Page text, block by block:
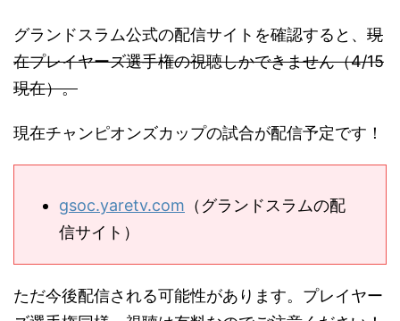
グランドスラム公式の配信サイトを確認すると、 現
在プレイヤーズ選手権の視聴しかできません（4/15
現在）。
現在チャンピオンズカップの試合が配信予定です！
gsoc.yaretv.com （グランドスラムの配
信サイト）
ただ今後配信される可能性があります。プレイヤー